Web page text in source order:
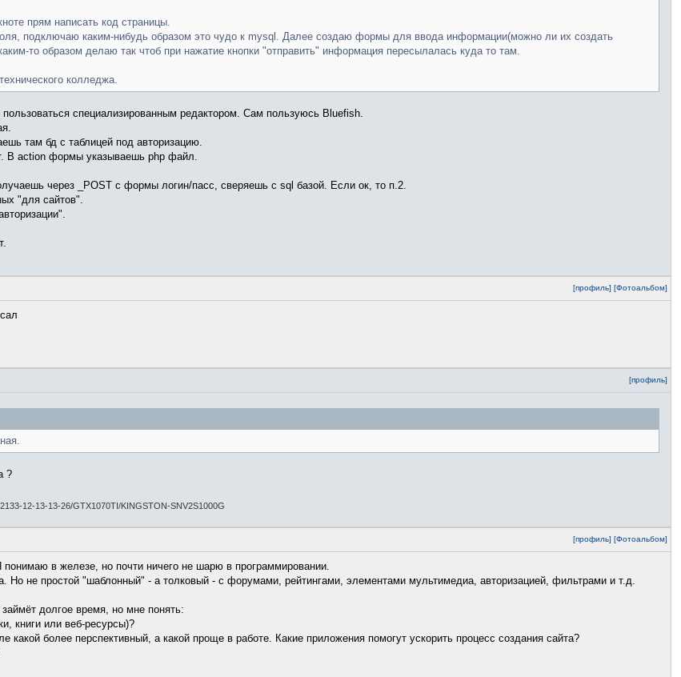
прям написать код страницы.
подключаю каким-нибудь образом это чудо к mysql. Далее создаю формы для ввода информации(можно ли их создать
то образом делаю так чтоб при нажатие кнопки "отправить" информация пересылалась куда то там.
колледжа.
специализированным редактором. Сам пользуюсь Bluefish.
там бд с таблицей под авторизацию.
В action формы указываешь php файл.
через _POST с формы логин/пасс, сверяешь с sql базой. Если ок, то п.2.
"для сайтов".
[профиль] [Фотоальбом]
[профиль]
?
12-13-13-26/GTX1070TI/KINGSTON-SNV2S1000G
[профиль] [Фотоальбом]
в железе, но почти ничего не шарю в программировании.
Но не простой "шаблонный" - а толковый - с форумами, рейтингами, элементами мультимедиа, авторизацией, фильтрами и т.д.
долгое время, но мне понять:
книги или веб-ресурсы)?
более перспективный, а какой проще в работе. Какие приложения помогут ускорить процесс создания сайта?